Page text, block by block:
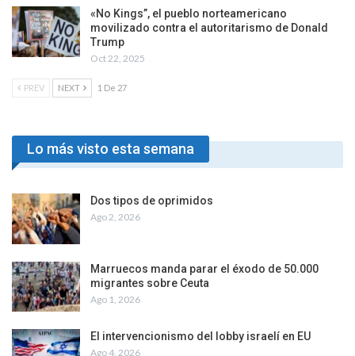
«No Kings”, el pueblo norteamericano
movilizado contra el autoritarismo de Donald
Trump
Oct 22, 2025
PREV NEXT 1 De 27
Lo más visto esta semana
Dos tipos de oprimidos
Ago 2, 2026
Marruecos manda parar el éxodo de 50.000
migrantes sobre Ceuta
Ago 1, 2026
El intervencionismo del lobby israelí en EU
Ago 4, 2026